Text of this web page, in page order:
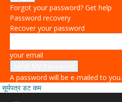
Forgot your password? Get help
Password recovery
Recover your password
your email
A password will be e-mailed to you.
सूर्यपत्र डट कम